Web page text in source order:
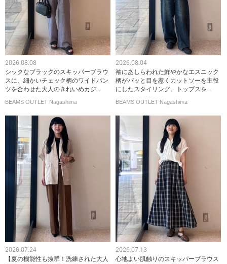
2026.08.08
シックなブラックのスキッパーブラウ
スに、細かいチェック柄のワイドパン
ツを合わせた大人のきれいめカジ...
BEAMS OUTLET Nagashima
2026.08.04
袖にあしらわれた鮮やかなエスニック
柄がパッと目を惹くカットソーを主役
にしたスタイリング。トップスを...
BEAMS OUTLET Nagashima
2026.07.24
【夏の機能性も抜群！洗練された大人
2026.07.13
心地よい肌触りのスキッパーブラウス